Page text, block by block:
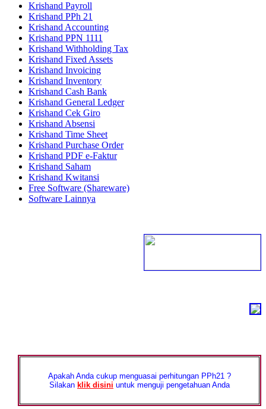
Krishand Payroll
Krishand PPh 21
Krishand Accounting
Krishand PPN 1111
Krishand Withholding Tax
Krishand Fixed Assets
Krishand Invoicing
Krishand Inventory
Krishand Cash Bank
Krishand General Ledger
Krishand Cek Giro
Krishand Absensi
Krishand Time Sheet
Krishand Purchase Order
Krishand PDF e-Faktur
Krishand Saham
Krishand Kwitansi
Free Software (Shareware)
Software Lainnya
Apakah Anda cukup menguasai perhitungan PPh21 ?
Silakan klik disini untuk menguji pengetahuan Anda